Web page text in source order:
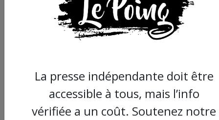
La presse indépendante doit être
accessible à tous, mais l’info
vérifiée a un coût. Soutenez notre